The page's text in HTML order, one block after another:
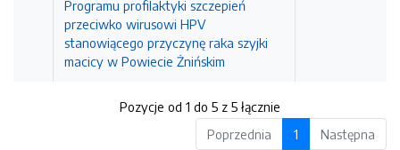
Programu profilaktyki szczepień
przeciwko wirusowi HPV
stanowiącego przyczynę raka szyjki
macicy w Powiecie Żnińskim
Pozycje od 1 do 5 z 5 łącznie
Poprzednia
1 Następna